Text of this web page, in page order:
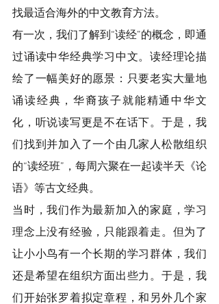
找最适合海外的中文教育方法。
有一次，我们了解到“读经”的概念，即通
过诵读中华经典学习中文。读经理论描
绘了一幅美好的愿景：只要老实大量地
诵读经典，华裔孩子就能精通中华文
化，听说读写更是不在话下。于是，我
们找到并加入了一个由几家人松散组织
的“读经班”，每周六聚在一起读半天《论
语》等古文经典。
当时，我们作为最新加入的家庭，学习
理念上没有经验，只能跟着走。但为了
让小小鸟有一个长期的学习群体，我们
还是希望在组织方面出些力。于是，我
们开始张罗着拟定章程，和另外几个家